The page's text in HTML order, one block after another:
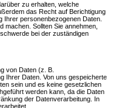
zu erhalten, welche
das Recht auf Berichtigung
Ihrer personenbezogenen Daten.
machen. Sollten Sie annehmen,
bei der zuständigen
von Daten (z. B.
Ihrer Daten. Von uns gespeicherte
sein und es keine gesetzlichen
werden kann, da die Daten
der Datenverarbeitung. In